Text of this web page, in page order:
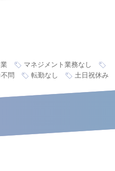
マネジメント業務なし
問 転勤なし 土日祝休み